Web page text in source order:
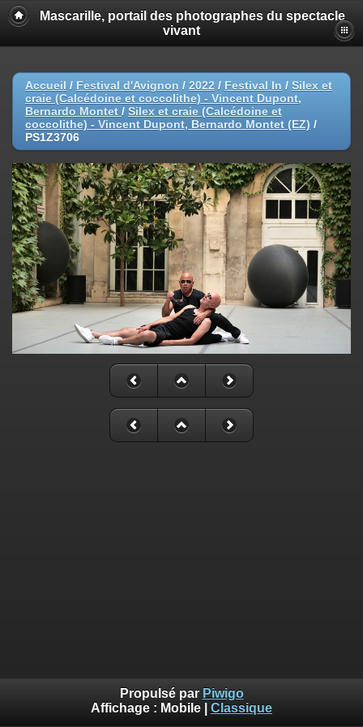
Mascarille, portail des photographes du spectacle
vivant
Accueil / Festival d'Avignon / 2022 / Festival In / Silex et
craie (Calcédoine et coccolithe) - Vincent Dupont,
Bernardo Montet / Silex et craie (Calcédoine et
coccolithe) - Vincent Dupont, Bernardo Montet (EZ) /
PS1Z3706
Propulsé par Piwigo
Affichage : Mobile Classique